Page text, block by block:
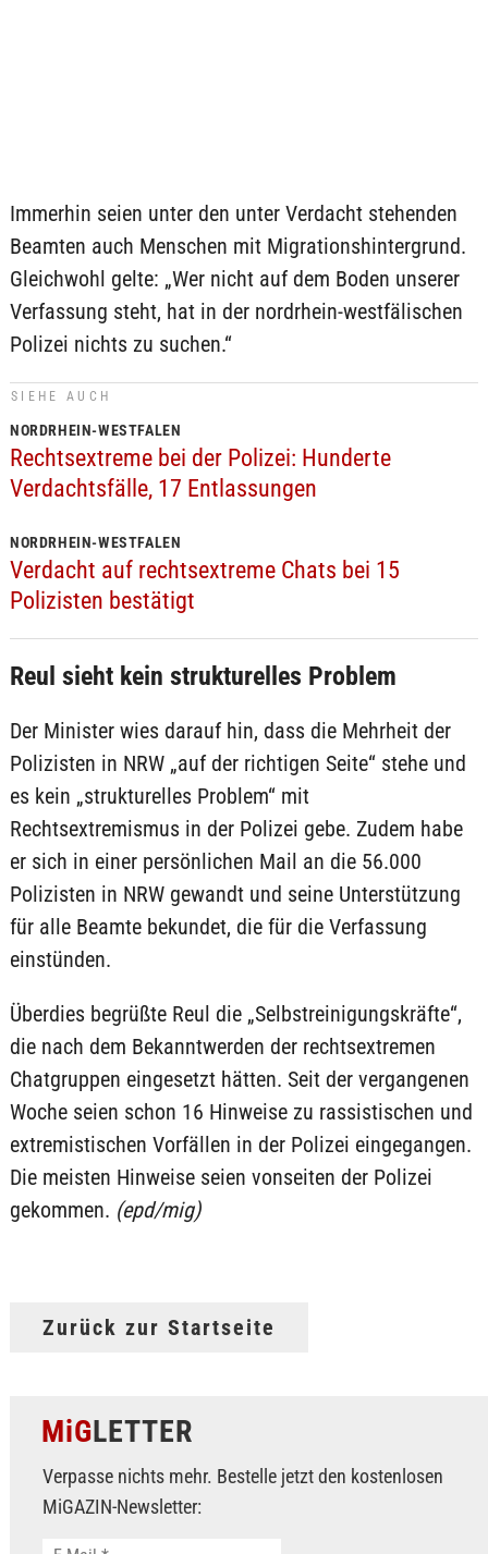
Immerhin seien unter den unter Verdacht stehenden
Beamten auch Menschen mit Migrationshintergrund.
Gleichwohl gelte: „Wer nicht auf dem Boden unserer
Verfassung steht, hat in der nordrhein-westfälischen
Polizei nichts zu suchen.“
SIEHE AUCH
NORDRHEIN-WESTFALEN
Rechtsextreme bei der Polizei: Hunderte
Verdachtsfälle, 17 Entlassungen
NORDRHEIN-WESTFALEN
Verdacht auf rechtsextreme Chats bei 15
Polizisten bestätigt
Reul sieht kein strukturelles Problem
Der Minister wies darauf hin, dass die Mehrheit der
Polizisten in NRW „auf der richtigen Seite“ stehe und
es kein „strukturelles Problem“ mit
Rechtsextremismus in der Polizei gebe. Zudem habe
er sich in einer persönlichen Mail an die 56.000
Polizisten in NRW gewandt und seine Unterstützung
für alle Beamte bekundet, die für die Verfassung
einstünden.
Überdies begrüßte Reul die „Selbstreinigungskräfte“,
die nach dem Bekanntwerden der rechtsextremen
Chatgruppen eingesetzt hätten. Seit der vergangenen
Woche seien schon 16 Hinweise zu rassistischen und
extremistischen Vorfällen in der Polizei eingegangen.
Die meisten Hinweise seien vonseiten der Polizei
gekommen. (epd/mig)
Zurück zur Startseite
MiGLETTER
Verpasse nichts mehr. Bestelle jetzt den kostenlosen
MiGAZIN-Newsletter: